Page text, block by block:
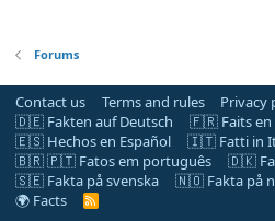
Forums
Contact us Terms and rules Privacy
🇩🇪 Fakten auf Deutsch
🇫🇷 Faits en
🇪🇸 Hechos en Español
🇮🇹 Fatti in
🇧🇷 🇵🇹 Fatos em português
🇩🇰
🇸🇪 Fakta på svenska
🇳🇴 Fakta på
🌍 Facts
R